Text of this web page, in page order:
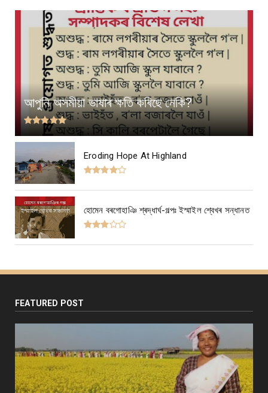
আপুনি অসমীয়া ভাষাৰ ক্ষতি কৰিছে নেকি?
Eroding Hope At Highland
হোমেন বৰগোহাঞি শ্ৰদ্ধাৰ্ঘ-গল্পঃ ইস্মাইল শ্বেখৰ সন্ধানত
FEATURED POST